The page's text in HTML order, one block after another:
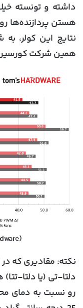
هستن پردازنده‌ها
همین شرکت
(Image credit: Tom’s Hardware)
نکته: مقادیری که
دلتا-تی (یا دلتا-
رو نسبت به دمای